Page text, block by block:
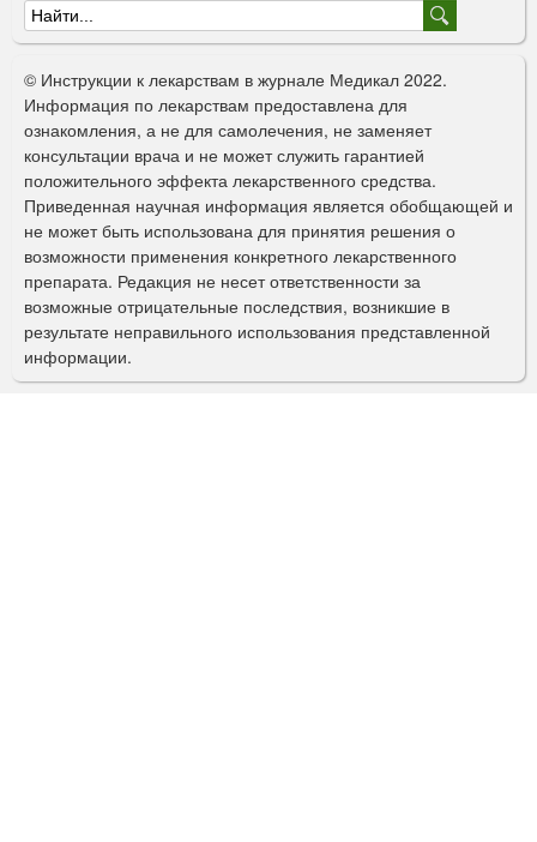
Ф
о
р
м
а
п
о
и
с
к
© Инструкции к лекарствам в журнале Медикал 2022.
Информация по лекарствам предоставлена для
ознакомления, а не для самолечения, не заменяет
консультации врача и не может служить гарантией
положительного эффекта лекарственного средства.
Приведенная научная информация является обобщающей и
не может быть использована для принятия решения о
возможности применения конкретного лекарственного
препарата. Редакция не несет ответственности за
возможные отрицательные последствия, возникшие в
результате неправильного использования представленной
информации.